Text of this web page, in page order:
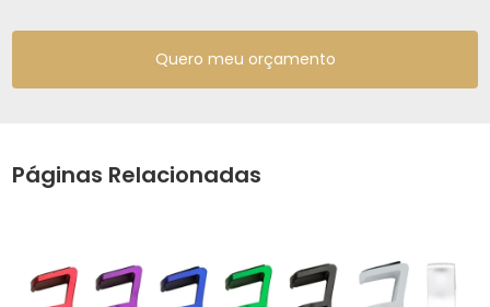
Quero meu orçamento
Páginas Relacionadas